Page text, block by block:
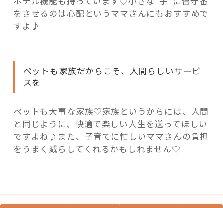
をさせるのは心配というママさんにもおすすめで
すよ♪
ペットも家族だからこそ、人間らしいサービ
スを
ペットも大事な家族♡家族というからには、人間
と同じように、快適で楽しい人生を送ってほしい
ですよね♪また、子育てに忙しいママさんの負担
をうまく減らしてくれるかもしれません♡